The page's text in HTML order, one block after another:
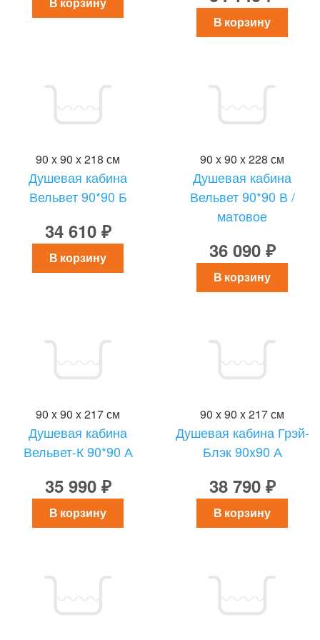
В корзину
90 x 90 x 218 см
Душевая кабина
Вельвет 90*90 Б
34 610 ₽
В корзину
90 x 90 x 228 см
Душевая кабина
Вельвет 90*90 В /
матовое
36 090 ₽
В корзину
90 x 90 x 217 см
Душевая кабина
Вельвет-К 90*90 А
35 990 ₽
В корзину
90 x 90 x 217 см
Душевая кабина Грэй-
Блэк 90x90 А
38 790 ₽
В корзину